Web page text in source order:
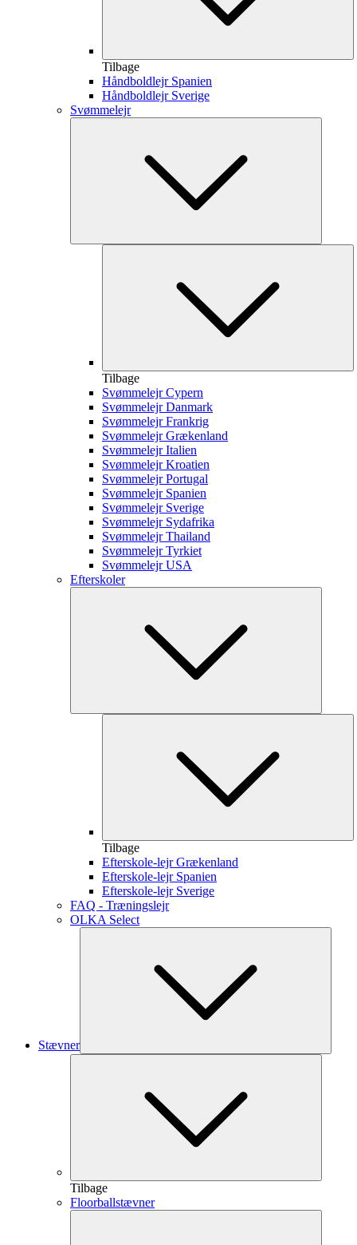
Tilbage
Håndboldlejr Spanien
Håndboldlejr Sverige
Svømmelejr
Tilbage
Svømmelejr Cypern
Svømmelejr Danmark
Svømmelejr Frankrig
Svømmelejr Grækenland
Svømmelejr Italien
Svømmelejr Kroatien
Svømmelejr Portugal
Svømmelejr Spanien
Svømmelejr Sverige
Svømmelejr Sydafrika
Svømmelejr Thailand
Svømmelejr Tyrkiet
Svømmelejr USA
Efterskoler
Tilbage
Efterskole-lejr Grækenland
Efterskole-lejr Spanien
Efterskole-lejr Sverige
FAQ - Træningslejr
OLKA Select
Stævner
Tilbage
Floorballstævner